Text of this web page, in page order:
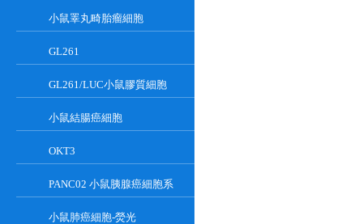
小鼠睪丸畸胎瘤細胞
GL261
GL261/LUC小鼠膠質細胞
小鼠結腸癌細胞
OKT3
PANC02 小鼠胰腺癌細胞系
小鼠肺癌細胞-熒光